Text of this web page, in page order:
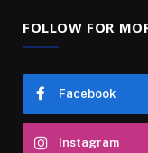
FOLLOW FOR
Facebook
Instagram